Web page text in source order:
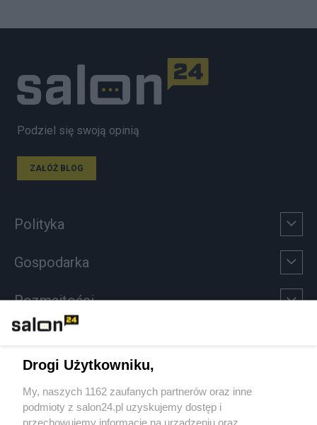
Podziel się swoją opinią
ZAŁÓŻ BLOG
Polityka
Gospodarka
Rozmaitości
Sport
Społeczeństwo
Drogi Użytkowniku,
My, naszych 1162 zaufanych partnerów oraz inne
podmioty z salon24.pl uzyskujemy dostęp i
przechowujemy informacje na urządzeniu oraz